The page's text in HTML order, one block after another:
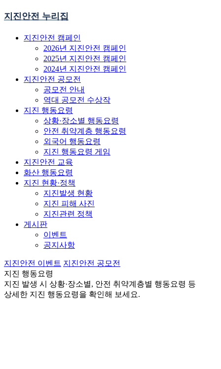
지진안전 누리집
지진안전 캠페인
2026년 지진안전 캠페인
2025년 지진안전 캠페인
2024년 지진안전 캠페인
지진안전 공모전
공모전 안내
역대 공모전 수상작
지진 행동요령
상황·장소별 행동요령
안전 취약계층 행동요령
외국어 행동요령
지진 행동요령 게임
지진안전 교육
화산 행동요령
지진 현황·정책
지진발생 현황
지진 피해 사진
지진관련 정책
게시판
이벤트
공지사항
지진안전 이벤트 지진안전 공모전
지진 행동요령
지진 발생 시 상황·장소별, 안전 취약계층별 행동요령 등
상세한 지진 행동요령을 확인해 보세요.